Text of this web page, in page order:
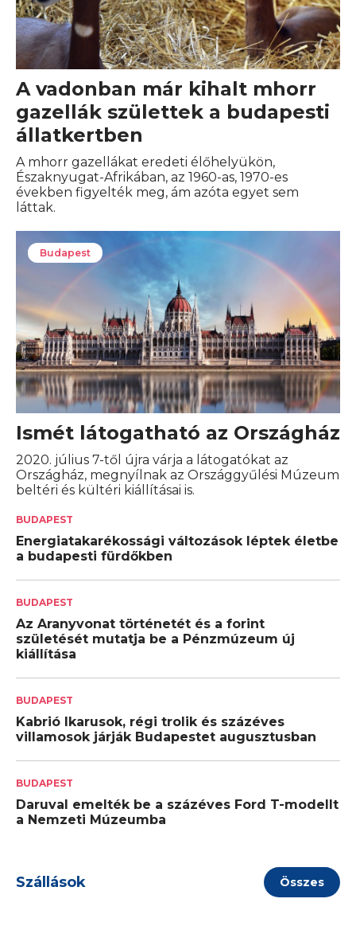
A vadonban már kihalt mhorr
gazellák születtek a budapesti
állatkertben
A mhorr gazellákat eredeti élőhelyükön,
Északnyugat-Afrikában, az 1960-as, 1970-es
években figyelték meg, ám azóta egyet sem
láttak.
Budapest
Ismét látogatható az Országház
2020. július 7-től újra várja a látogatókat az
Országház, megnyílnak az Országgyűlési Múzeum
beltéri és kültéri kiállításai is.
BUDAPEST
Energiatakarékossági változások léptek életbe
a budapesti fürdőkben
BUDAPEST
Az Aranyvonat történetét és a forint
születését mutatja be a Pénzmúzeum új
kiállítása
BUDAPEST
Kabrió Ikarusok, régi trolik és százéves
villamosok járják Budapestet augusztusban
BUDAPEST
Daruval emelték be a százéves Ford T-modellt
a Nemzeti Múzeumba
Szállások Összes